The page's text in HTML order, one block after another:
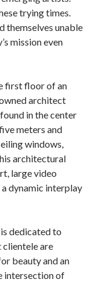
trying times.
themselves unable
mission even
first floor of an
architect
in the center
meters and
windows,
architectural
large video
dynamic interplay
dedicated to
are
beauty and an
intersection of